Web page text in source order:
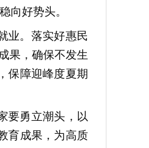
向好势头。
业。落实好惠民
果，确保不发生
保障迎峰度夏期
要勇立潮头，以
育成果，为高质